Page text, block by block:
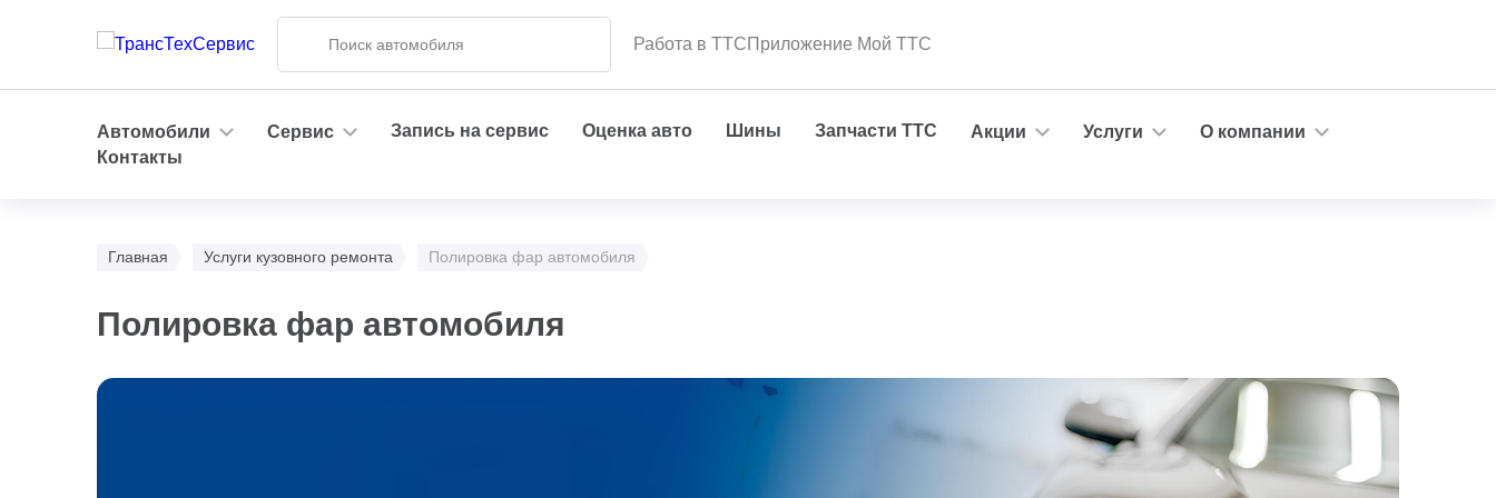
Работа в ТТСПриложение Мой ТТС
Автомобили Сервис Запись на сервис Оценка авто Шины Запчасти ТТС Акции Услуги
О компании
Контакты
Главная Услуги кузовного ремонта Полировка фар автомобиля
Полировка фар автомобиля